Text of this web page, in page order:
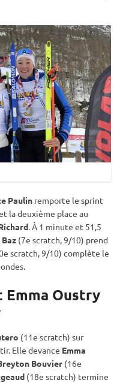
Paulin remporte le sprint
la deuxième place au
. À 1 minute et 51,5
(7e scratch, 9/10) prend
scratch, 9/10) complète le
Oustry
(11e scratch) sur
Elle devance Emma
Bouvier (16e
(18e scratch) termine